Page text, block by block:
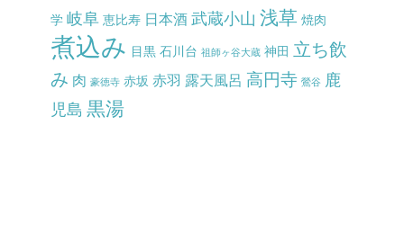
学 岐阜 恵比寿 日本酒 武蔵小山 浅草 焼肉
煮込み 目黒 石川台 祖師ヶ谷大蔵 神田 立ち飲
み 肉 豪徳寺 赤坂 赤羽 露天風呂 高円寺 鶯谷 鹿
児島 黒湯